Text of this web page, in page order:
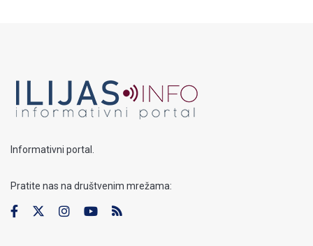
Informativni portal.
Pratite nas na društvenim mrežama: